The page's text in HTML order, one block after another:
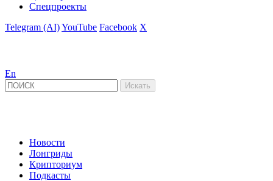
Спецпроекты
Telegram (AI)YouTube Facebook X
En
Новости
Лонгриды
Крипториум
Подкасты